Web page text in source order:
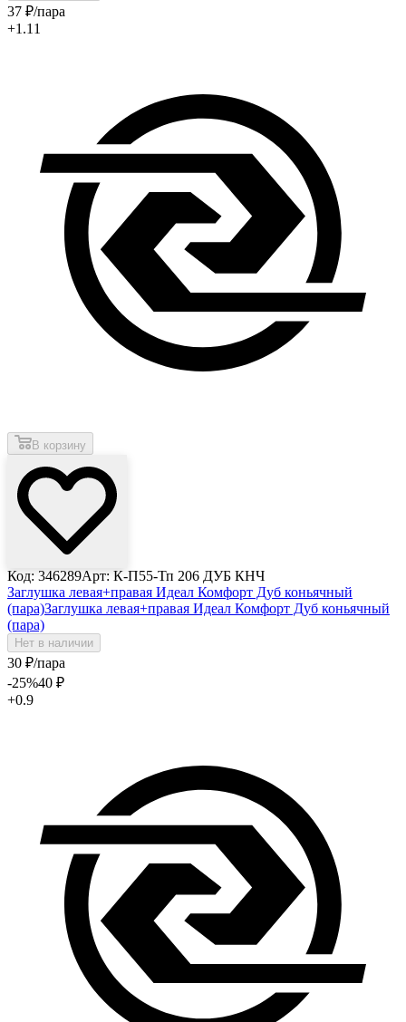
37 ₽/пара
+1.11
В корзину
Код: 346289Арт: К-П55-Тп 206 ДУБ КНЧ
Заглушка левая+правая Идеал Комфорт Дуб коньячный
(пара)Заглушка левая+правая Идеал Комфорт Дуб коньячный
(пара)
Нет в наличии
30 ₽/пара
-25%40 ₽
+0.9